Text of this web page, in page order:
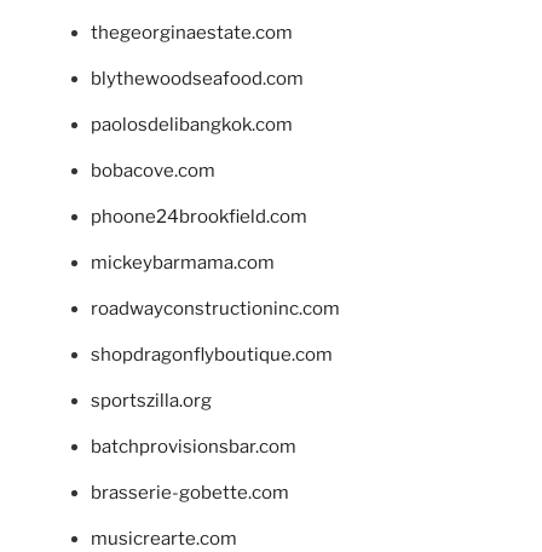
thegeorginaestate.com
blythewoodseafood.com
paolosdelibangkok.com
bobacove.com
phoone24brookfield.com
mickeybarmama.com
roadwayconstructioninc.com
shopdragonflyboutique.com
sportszilla.org
batchprovisionsbar.com
brasserie-gobette.com
musicrearte.com